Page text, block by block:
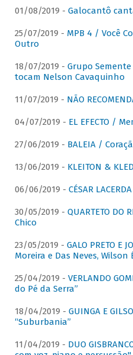
01/08/2019 - Galocantô
25/07/2019 - MPB 4 / Você
Outro
18/07/2019 - Grupo
tocam Nelson Cavaquinho
11/07/2019 - NÃO
04/07/2019 - EL EFECTO /
27/06/2019 - BALEIA /
13/06/2019 - KLEITON &
06/06/2019 - CÉSAR
30/05/2019 - QUARTETO DO
Chico
23/05/2019 - GALO PRETO E
Moreira e Das Neves, Wilson
25/04/2019 - VERLANDO
do Pé da Serra”
18/04/2019 - GUINGA E
“Suburbania”
11/04/2019 - DUO